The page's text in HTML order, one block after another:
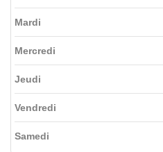
Mardi
Mercredi
Jeudi
Vendredi
Samedi